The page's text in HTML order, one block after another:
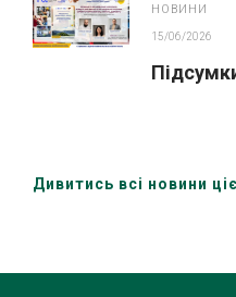
НОВИНИ
15/06/2026
Дивитись всі новини